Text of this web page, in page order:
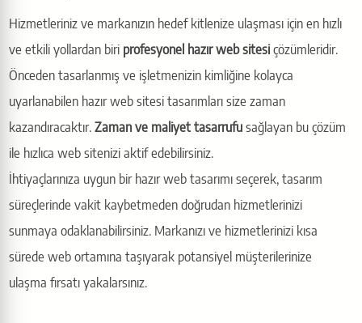
Hizmetleriniz ve markanızın hedef kitlenize ulaşması için en hızlı
ve etkili yollardan biri profesyonel hazır web sitesiçözümleridir.
Önceden tasarlanmış ve işletmenizin kimliğine kolayca
uyarlanabilen hazır web sitesi tasarımları size zaman
kazandıracaktır.Zaman ve maliyet tasarrufu sağlayan bu çözüm
ile hızlıca web sitenizi aktif edebilirsiniz.
İhtiyaçlarınıza uygun bir hazır web tasarımı seçerek, tasarım
süreçlerinde vakit kaybetmeden doğrudan hizmetlerinizi
sunmaya odaklanabilirsiniz. Markanızı ve hizmetlerinizi kısa
sürede web ortamına taşıyarak potansiyel müşterilerinize
ulaşma fırsatı yakalarsınız.